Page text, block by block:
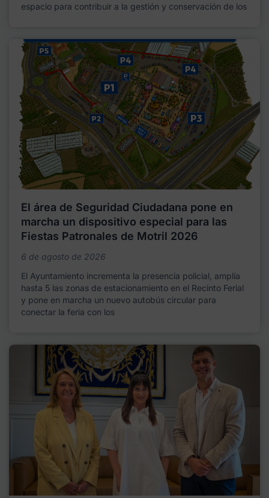
espacio para contribuir a la gestión y conservación de los
El área de Seguridad Ciudadana pone en
marcha un dispositivo especial para las
Fiestas Patronales de Motril 2026
6 de agosto de 2026
El Ayuntamiento incrementa la presencia policial, amplía
hasta 5 las zonas de estacionamiento en el Recinto Ferial
y pone en marcha un nuevo autobús circular para
conectar la feria con los